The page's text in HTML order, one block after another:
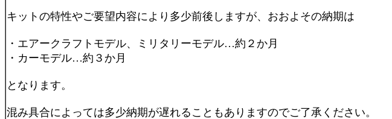
キットの特性やご要望内容により多少前後しますが、おおよその納期は
・エアークラフトモデル、ミリタリーモデル…約２か月
・カーモデル…約３か月
となります。
混み具合によっては多少納期が遅れることもありますのでご了承ください。